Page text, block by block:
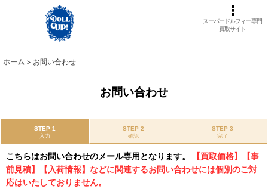
スーパードルフィー専門
買取サイト
ホーム > お問い合わせ
お問い合わせ
STEP 1
入力
STEP 2
確認
STEP 3
完了
こちらはお問い合わせのメール専用となります。
【買取価格】【事
前見積】【入荷情報】などに関連するお問い合わせには個別のご対
応はいたしておりません。